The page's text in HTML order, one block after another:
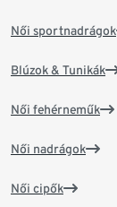
Női sportnadrágok
Blúzok & Tunikák
Női fehérneműk
Női nadrágok
Női cipők